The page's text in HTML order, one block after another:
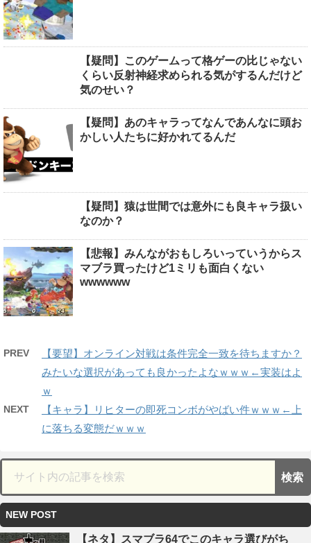
【疑問】このゲームって格ゲーの比じゃない
くらい反射神経求められる気がするんだけど
気のせい？
【疑問】あのキャラってなんであんなに頭お
かしい人たちに好かれてるんだ
【疑問】猿は世間では意外にも良キャラ扱い
なのか？
【悲報】みんながおもしろいっていうからス
マブラ買ったけど1ミリも面白くない
wwwwww
PREV
【要望】オンライン対戦は条件完全一致を待ちますか？
みたいな選択があっても良かったよなｗｗｗ←実装はよ
ｗ
NEXT
【キャラ】リヒターの即死コンボがやばい件ｗｗｗ←上
に落ちる変態だｗｗｗ
NEW POST
【ネタ】スマブラ64でこのキャラ選びがち